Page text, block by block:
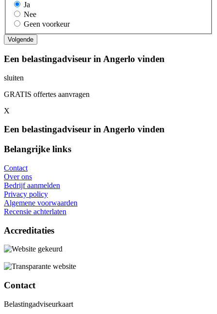
Ja
Nee
Geen voorkeur
Een belastingadviseur in Angerlo vinden
sluiten
GRATIS offertes aanvragen
X
Een belastingadviseur in Angerlo vinden
Belangrijke links
Contact
Over ons
Bedrijf aanmelden
Privacy policy
Algemene voorwaarden
Recensie achterlaten
Accreditaties
Contact
Belastingadviseurkaart